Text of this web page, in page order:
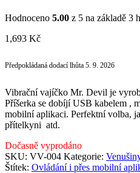
Hodnoceno 5.00 z 5 na základě 3
1,693 Kč
Předpokládaná dodací lhůta 5. 9. 2026
Vibrační vajíčko Mr. Devil je v
Příšerka se dobíjí USB kabelem ,
mobilní aplikaci. Perfektní volba,
přítelkyni atd.
Dočasně vyprodáno
SKU: VV-004 Kategorie:
Štítek: Ovládání i přes mobilní